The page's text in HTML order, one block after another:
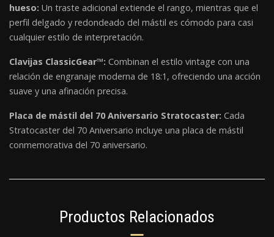
hueso: Un traste adicional extiende el rango, mientras que el
perfil delgado y redondeado del mástil es cómodo para casi
cualquier estilo de interpretación.
Clavijas ClassicGear™: Combinan el estilo vintage con una
relación de engranaje moderna de 18:1, ofreciendo una acción
suave y una afinación precisa.
Placa de mástil del 70 Aniversario Stratocaster: Cada
Stratocaster del 70 Aniversario incluye una placa de mástil
conmemorativa del 70 aniversario.
Productos Relacionados